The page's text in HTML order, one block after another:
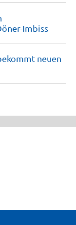
Imbiss
neuen